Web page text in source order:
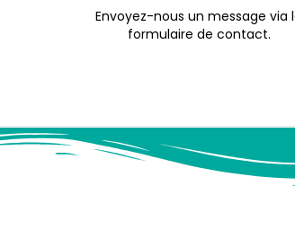
Envoyez-nous un message via
formulaire de contact.